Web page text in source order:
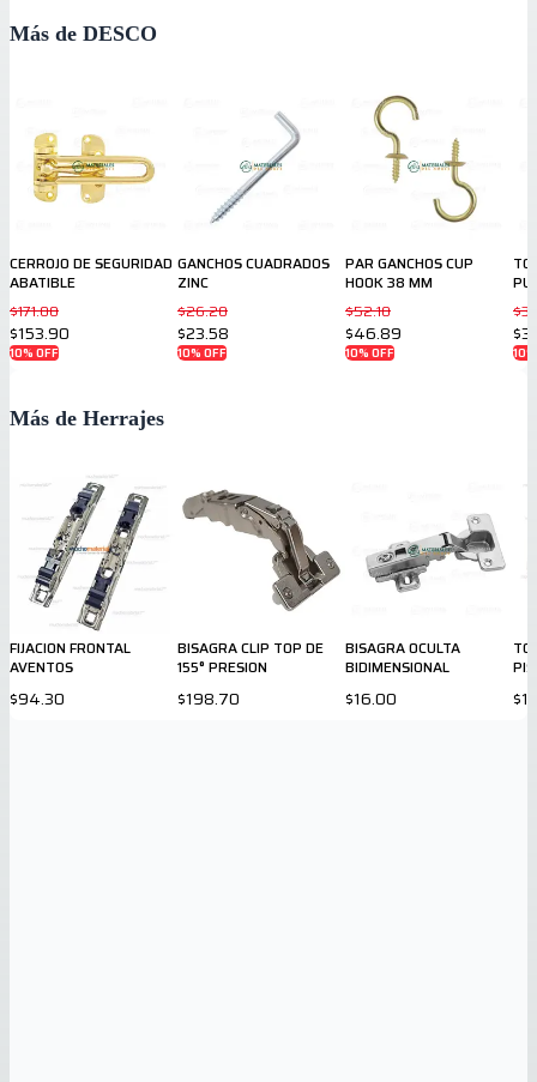
Más de DESCO
CERROJO DE SEGURIDAD
ABATIBLE
$171.00
$153.90
10% OFF
GANCHOS CUADRADOS
ZINC
$26.20
$23.58
10% OFF
PAR GANCHOS CUP
HOOK 38 MM
$52.10
$46.89
10% OFF 10
Más de Herrajes
FIJACION FRONTAL
AVENTOS
$94.30
BISAGRA CLIP TOP DE
155° PRESION
$198.70
BISAGRA OCULTA
BIDIMENSIONAL
$16.00